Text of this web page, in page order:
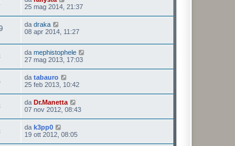
25 mag 2014, 21:37
da draka
08 apr 2014, 11:27
da mephistophele
27 mag 2013, 17:03
da tabauro
25 feb 2013, 10:42
da Dr.Manetta
07 nov 2012, 08:43
da k3pp0
19 ott 2012, 08:05